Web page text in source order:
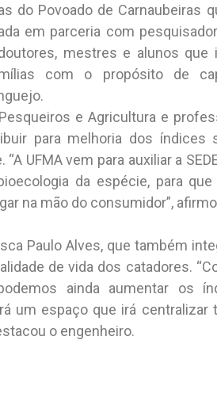
do Povoado de Carnaubeiras
em parceria com
mestres e alunos
com o propósito de
e Agricultura e
para melhoria dos índices
UFMA vem para auxiliar a
da espécie, para
na mão do consumidor”,
Paulo Alves, que também
de vida dos catadores.
ainda aumentar os
um espaço que irá
o engenheiro.